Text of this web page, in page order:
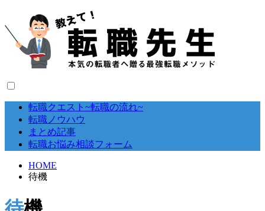
転職クエスト~転職の流れ~
転職ノウハウ
まとめ記事
転職お悩み相談フォーム
HOME
待機